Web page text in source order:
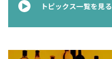
トピックス一覧を見る